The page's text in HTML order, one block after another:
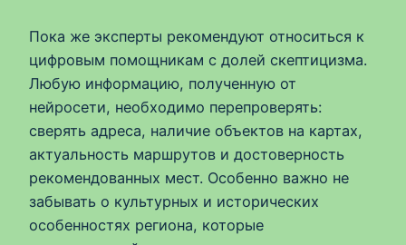
Пока же эксперты рекомендуют относиться к
цифровым помощникам с долей скептицизма.
Любую информацию, полученную от
нейросети, необходимо перепроверять:
сверять адреса, наличие объектов на картах,
актуальность маршрутов и достоверность
рекомендованных мест. Особенно важно не
забывать о культурных и исторических
особенностях региона, которые